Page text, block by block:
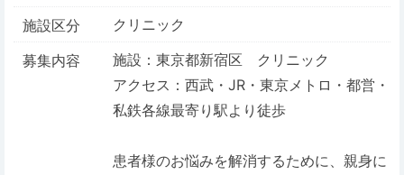
施設区分
クリニック
募集内容
施設：東京都新宿区 クリニック
アクセス：西武・JR・東京メトロ・都営・
私鉄各線最寄り駅より徒歩
患者様のお悩みを解消するために、親身に